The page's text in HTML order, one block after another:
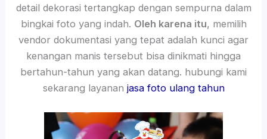
detail dekorasi tertangkap dengan sempurna dalam
bingkai foto yang indah. Oleh karena itu, memilih
vendor dokumentasi yang tepat adalah kunci agar
kenangan manis tersebut bisa dinikmati hingga
bertahun-tahun yang akan datang. hubungi kami
sekarang layanan jasa foto ulang tahun